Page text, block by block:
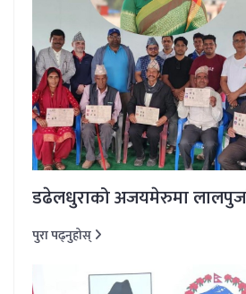
डढेलधुराको अजयमेरुमा
पुरा पढ्नुहोस्